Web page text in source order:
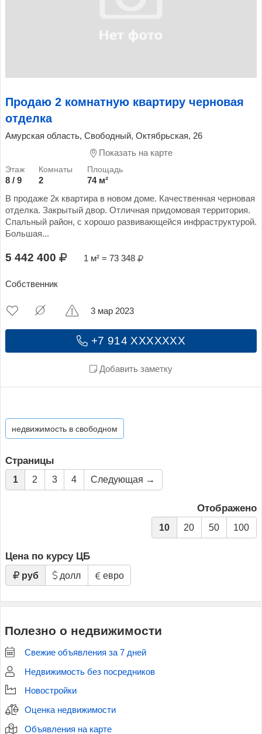
Продаю 2 комнатную квартиру черновая
отделка
Амурская область, Свободный, Октябрьская, 26
Показать на карте
8 / 9 2
74 м²
В продаже 2к квартира в новом доме. Качественная черновая
отделка. Закрытый двор. Отличная придомовая территория.
Спальный район, с хорошо развивающейся инфраструктурой.
Большая...
5 442 400 1 м² = 73 348
Собственник
+7 914 XXXXXXX
Добавить заметку
3 мар 2023
недвижимость в свободном
Страницы
1 2 3 4 Следующая →
Отображено
10 20 50 100
Цена по курсу ЦБ
руб долл евро
Полезно о недвижимости
Свежие объявления за 7 дней
Недвижимость без посредников
Новостройки
Оценка недвижимости
Объявления на карте